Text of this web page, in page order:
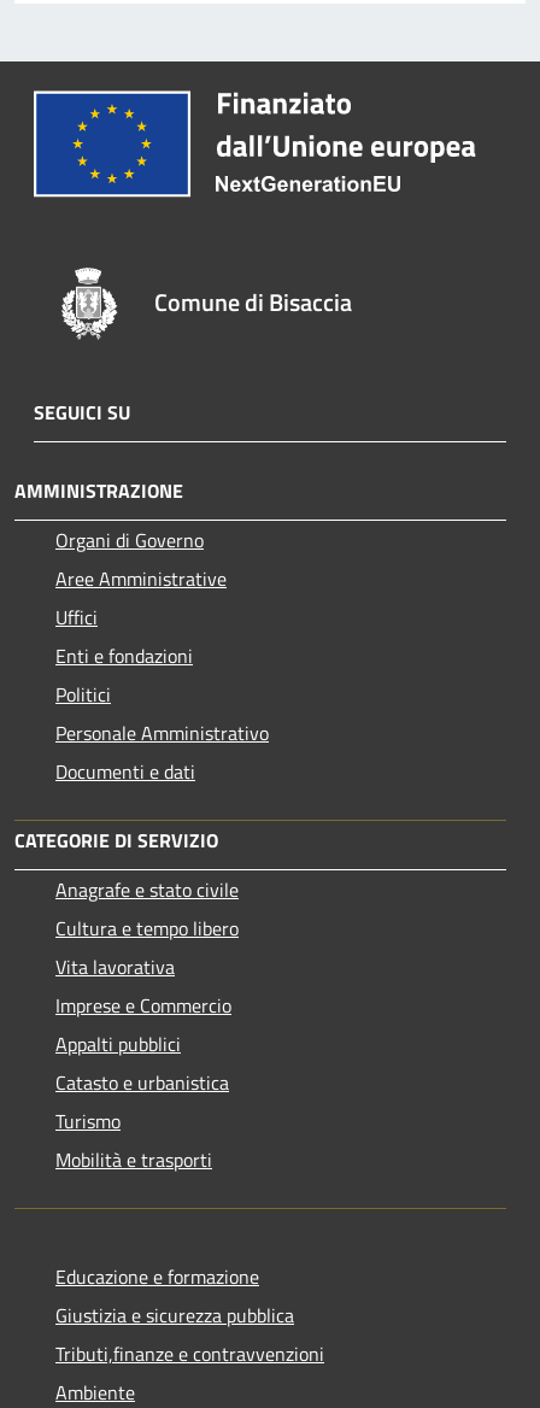
Comune di Bisaccia
SEGUICI SU
AMMINISTRAZIONE
Organi di Governo
Aree Amministrative
Uffici
Enti e fondazioni
Politici
Personale Amministrativo
Documenti e dati
CATEGORIE DI SERVIZIO
Anagrafe e stato civile
Cultura e tempo libero
Vita lavorativa
Imprese e Commercio
Appalti pubblici
Catasto e urbanistica
Turismo
Mobilità e trasporti
Educazione e formazione
Giustizia e sicurezza pubblica
Tributi,finanze e contravvenzioni
Ambiente